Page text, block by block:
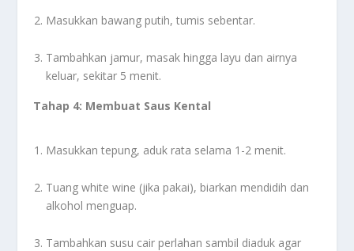
Masukkan bawang putih, tumis sebentar.
Tambahkan jamur, masak hingga layu dan airnya
keluar, sekitar 5 menit.
Tahap 4: Membuat Saus Kental
Masukkan tepung, aduk rata selama 1-2 menit.
Tuang white wine (jika pakai), biarkan mendidih dan
alkohol menguap.
Tambahkan susu cair perlahan sambil diaduk agar